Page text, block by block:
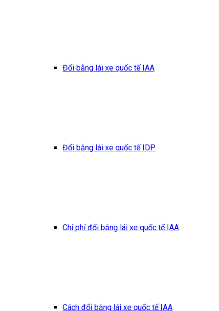
Đổi bằng lái xe quốc tế IAA
Đổi bằng lái xe quốc tế IDP
Chi phí đổi bằng lái xe quốc tế IAA
Cách đổi bằng lái xe quốc tế IAA